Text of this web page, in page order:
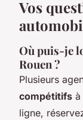
Vos
Où puis-je
Rouen ?
Plusieurs
compétitifs à
ligne,